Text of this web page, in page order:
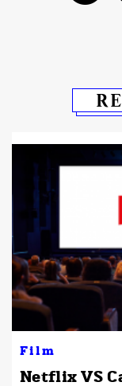
Film
Netflix VS